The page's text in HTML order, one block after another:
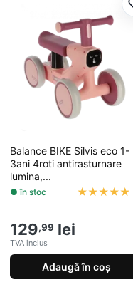
Balance BIKE Silvis eco 1-
3ani 4roti antirasturnare
lumina,...
● în stoc ★★★★★
129,99 lei
TVA inclus
Adaugă în coș